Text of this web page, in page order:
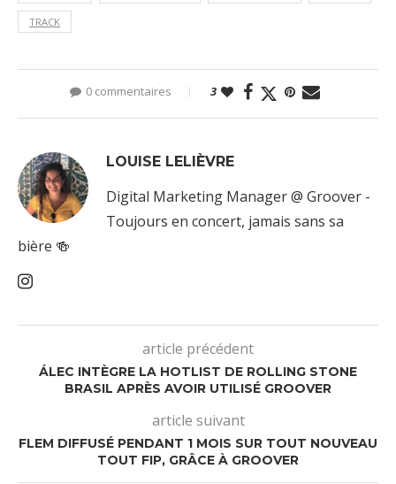
TRACK
0 commentaires 3
LOUISE LELIÈVRE
Digital Marketing Manager @ Groover -
Toujours en concert, jamais sans sa
bière 🍻
article précédent
ÁLEC INTÈGRE LA HOTLIST DE ROLLING STONE
BRASIL APRÈS AVOIR UTILISÉ GROOVER
article suivant
FLEM DIFFUSÉ PENDANT 1 MOIS SUR TOUT NOUVEAU
TOUT FIP, GRÂCE À GROOVER